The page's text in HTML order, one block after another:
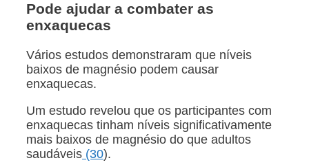
Pode ajudar a combater as
enxaquecas
Vários estudos demonstraram que níveis
baixos de magnésio podem causar
enxaquecas.
Um estudo revelou que os participantes com
enxaquecas tinham níveis significativamente
mais baixos de magnésio do que adultos
saudáveis (30).